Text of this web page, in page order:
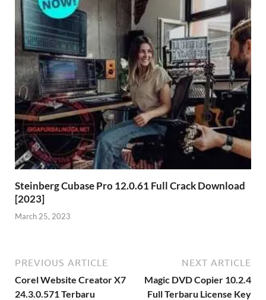
Steinberg Cubase Pro 12.0.61 Full Crack Download
[2023]
March 25, 2023
PREVIOUS ARTICLE
Corel Website Creator X7
24.3.0.571 Terbaru
NEXT ARTICLE
Magic DVD Copier 10.2.4
Full Terbaru License Key